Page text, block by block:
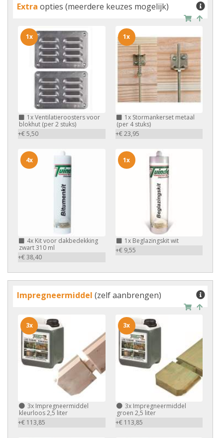
Extra opties (meerdere keuzes mogelijk)
1xVentilatieroosters voor
blokhut (per 2 stuks)
+€ 5,50
1x
1xStormankerset metaal
(per 4 stuks)
+€ 23,95
1x
4x Kit voor dakbedekking
zwart 310 ml
+€ 38,40
4x
1xBeglazingskit wit
+€ 9,55
1x
Impregneermiddel (zelf aanbrengen)
3x Impregneermiddel
kleurloos 2,5 liter
+€ 113,85
3x
3xImpregneermiddel
groen 2,5 liter
+€ 113,85
3x